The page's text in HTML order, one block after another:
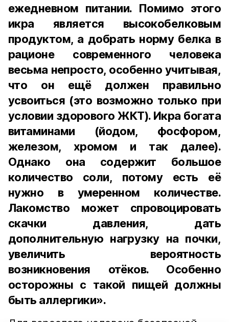
ежедневном питании. Помимо этого
икра является высокобелковым
продуктом, а добрать норму белка в
рационе современного человека
весьма непросто, особенно учитывая,
что он ещё должен правильно
усвоиться (это возможно только при
условии здорового ЖКТ). Икра богата
витаминами (йодом, фосфором,
железом, хромом и так далее).
Однако она содержит большое
количество соли, потому есть её
нужно в умеренном количестве.
Лакомство может спровоцировать
скачки давления, дать
дополнительную нагрузку на почки,
увеличить вероятность
возникновения отёков. Особенно
осторожны с такой пищей должны
быть аллергики».